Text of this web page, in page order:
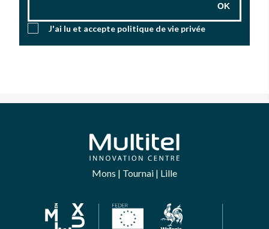
OK
J'ai lu et accepte politique de vie privée
Mons | Tournai | Lille